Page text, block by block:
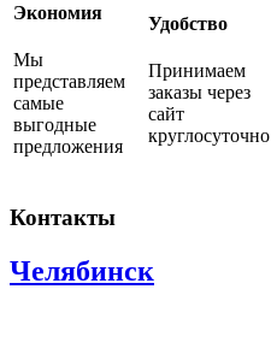
Экономия
Мы
представляем
самые
выгодные
предложения
Удобство
Принимаем
заказы через
сайт
круглосуточно
Контакты
Челябинск